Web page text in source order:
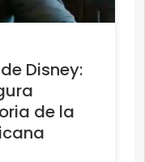
Disney:
de la